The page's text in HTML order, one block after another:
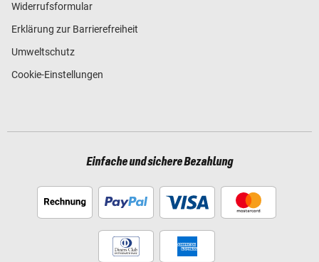
Widerrufsformular
Erklärung zur Barrierefreiheit
Umweltschutz
Cookie-Einstellungen
Einfache und sichere Bezahlung